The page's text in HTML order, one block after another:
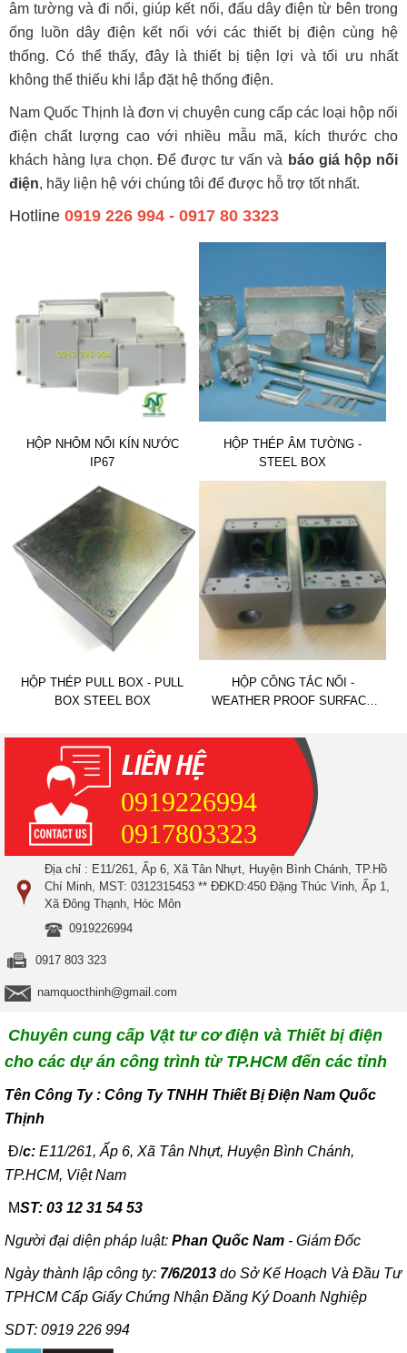
âm tường và đi nổi, giúp kết nối, đấu dây điện từ bên trong
ống luồn dây điện kết nối với các thiết bị điện cùng hệ
thống. Có thể thấy, đây là thiết bị tiện lợi và tối ưu nhất
không thể thiếu khi lắp đặt hệ thống điện.
Nam Quốc Thịnh là đơn vị chuyên cung cấp các loại hộp nối
điện chất lượng cao với nhiều mẫu mã, kích thước cho
khách hàng lựa chọn. Để được tư vấn và báo giá hộp nối
điện, hãy liện hệ với chúng tôi để được hỗ trợ tốt nhất.
Hotline 0919 226 994 - 0917 80 3323
HỘP NHÔM NỔI KÍN NƯỚC
IP67
HỘP THÉP ÂM TƯỜNG -
STEEL BOX
HỘP THÉP PULL BOX - PULL
BOX STEEL BOX
HỘP CÔNG TẮC NỔI -
WEATHER PROOF SURFACE
0919226994
0917803323
Địa chỉ : E11/261, Ấp 6, Xã Tân Nhựt, Huyện Bình Chánh, TP.Hồ
Chí Minh, MST: 0312315453 ** ĐĐKD:450 Đặng Thúc Vinh, Ấp 1,
Xã Đông Thạnh, Hóc Môn
0919226994
0917 803 323
namquocthinh@gmail.com
Chuyên cung cấp Vật tư cơ điện và Thiết bị điện
cho các dự án công trình từ TP.HCM đến các tỉnh
Tên Công Ty : Công Ty TNHH Thiết Bị Điện Nam Quốc
Thịnh
Đ/c: E11/261, Ấp 6, Xã Tân Nhựt, Huyện Bình Chánh,
TP.HCM, Việt Nam
MST: 03 12 31 54 53
Người đại diện pháp luật: Phan Quốc Nam - Giám Đốc
Ngày thành lập công ty: 7/6/2013 do Sở Kế Hoạch Và Đầu Tư
TPHCM Cấp Giấy Chứng Nhận Đăng Ký Doanh Nghiệp
SDT: 0919 226 994